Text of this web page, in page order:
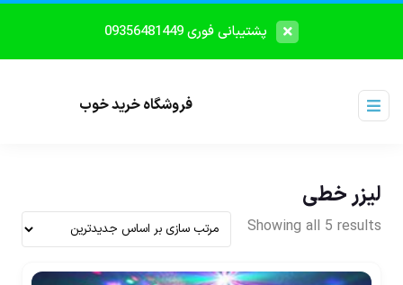
پشتیبانی فوری 09356481449
فروشگاه خرید خوب
لیزر خطی
Showing all 5 results